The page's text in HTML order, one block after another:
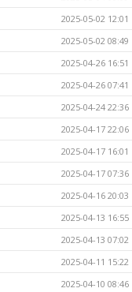
2025-05-02 12:01
2025-05-02 08:49
2025-04-26 16:51
2025-04-26 07:41
2025-04-24 22:36
2025-04-17 22:06
2025-04-17 16:01
2025-04-17 07:36
2025-04-16 20:03
2025-04-13 16:55
2025-04-13 07:02
2025-04-11 15:22
2025-04-10 08:46